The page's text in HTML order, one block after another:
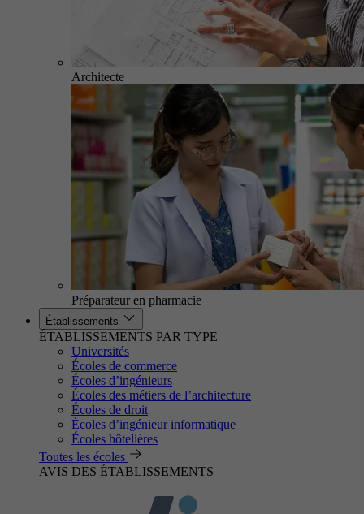
Architecte
Préparateur en pharmacie
Établissements
ÉTABLISSEMENTS PAR TYPE
Universités
Écoles de commerce
Écoles d’ingénieurs
Écoles des métiers de l’architecture
Écoles de droit
Écoles d’ingénieur informatique
Écoles hôtelières
Toutes les écoles
AVIS DES ÉTABLISSEMENTS